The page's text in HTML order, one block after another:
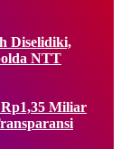
Diselidiki,
NTT
Miliar